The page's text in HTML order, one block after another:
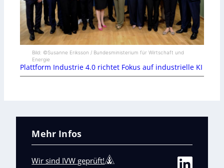
Bild: ©Susanne Eriksson / Bundesministerium für Wirtschaft und
Energie
Plattform Industrie 4.0 richtet Fokus auf industrielle KI
Mehr Infos
Wir sind IVW geprüft!